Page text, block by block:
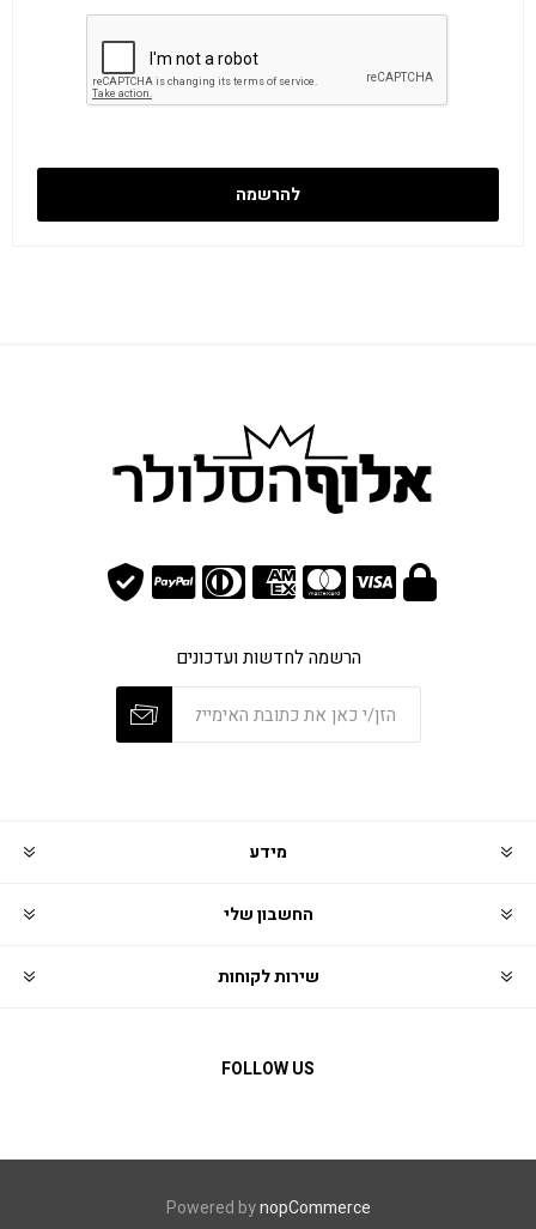
להרשמה
הרשמה לחדשות ועדכונים
מידע
החשבון שלי
שירות לקוחות
FOLLOW US
Powered bynopCommerce